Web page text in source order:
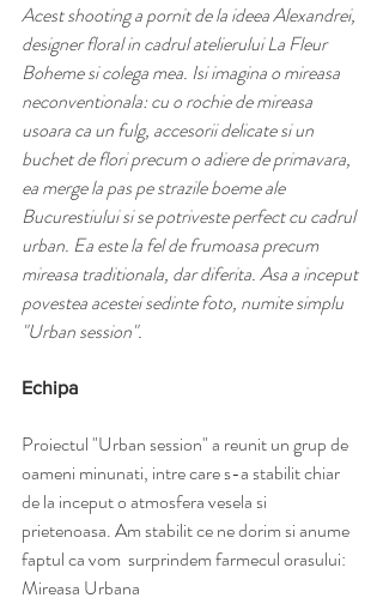
Acest shooting a pornit de la ideea Alexandrei,
designer floral in cadrul atelierului La Fleur
Boheme si colega mea. Isi imagina o mireasa
neconventionala: cu o rochie de mireasa
usoara ca un fulg, accesorii delicate si un
buchet de flori precum o adiere de primavara,
ea merge la pas pe strazile boeme ale
Bucurestiului si se potriveste perfect cu cadrul
urban. Ea este la fel de frumoasa precum
mireasa traditionala, dar diferita. Asa a inceput
povestea acestei sedinte foto, numite simplu
"Urban session".
Echipa
Proiectul "Urban session" a reunit un grup de
oameni minunati, intre care s-a stabilit chiar
de la inceput o atmosfera vesela si
prietenoasa. Am stabilit ce ne dorim si anume
faptul ca vom  surprindem farmecul orasului:
Mireasa Urbana